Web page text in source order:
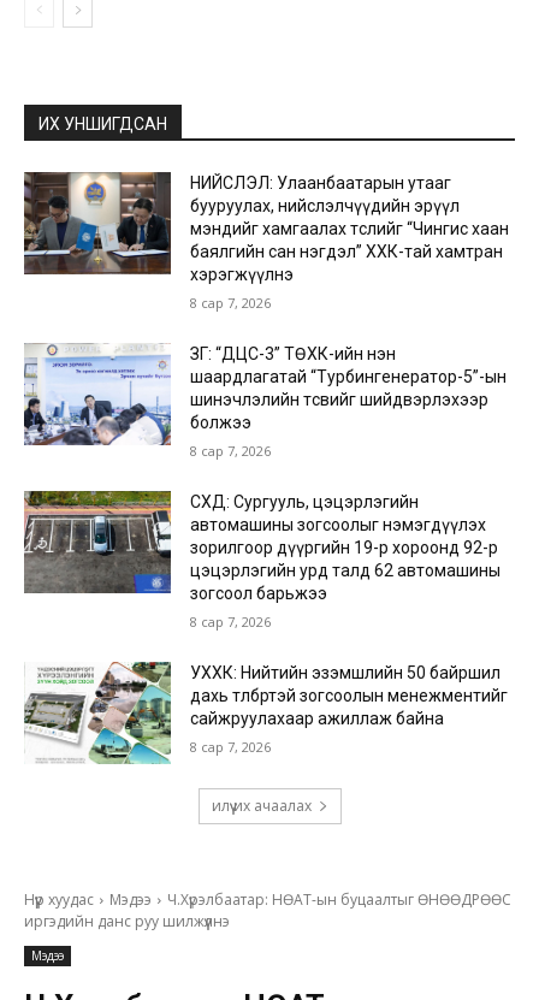
ИХ УНШИГДСАН
НИЙСЛЭЛ: Улаанбаатарын утааг
бууруулах, нийслэлчүүдийн эрүүл
мэндийг хамгаалах төслийг “Чингис хаан
баялгийн сан нэгдэл” ХХК-тай хамтран
хэрэгжүүлнэ
8 сар 7, 2026
ЗГ: “ДЦС-3” ТӨХК-ийн нэн
шаардлагатай “Турбингенератор-5”-ын
шинэчлэлийн төсвийг шийдвэрлэхээр
болжээ
8 сар 7, 2026
СХД: Сургууль, цэцэрлэгийн
автомашины зогсоолыг нэмэгдүүлэх
зорилгоор дүүргийн 19-р хороонд 92-р
цэцэрлэгийн урд талд 62 автомашины
зогсоол барьжээ
8 сар 7, 2026
УХХК: Нийтийн эзэмшлийн 50 байршил
дахь төлбөртэй зогсоолын менежментийг
сайжруулахаар ажиллаж байна
8 сар 7, 2026
илүү их ачаалах